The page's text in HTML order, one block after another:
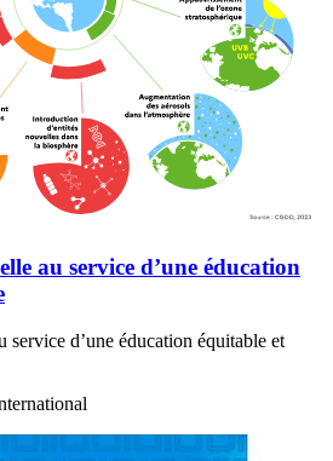
au service d’une éducation
d’une éducation équitable et